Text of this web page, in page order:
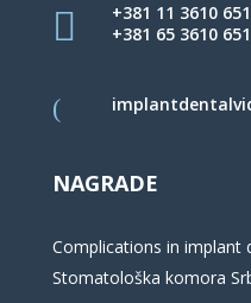
+381 11 3610 651
+381 65 3610 651
NAGRADE
Complications in implant
Stomatološka komora